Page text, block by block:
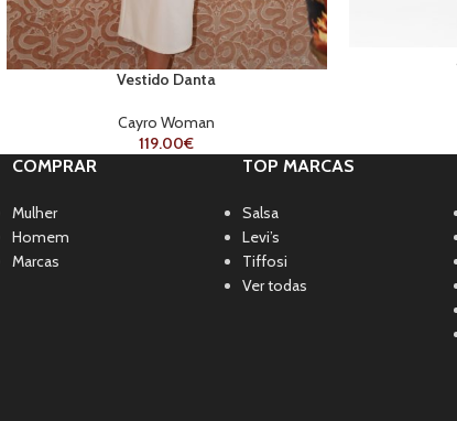
Vestido Danta
Cayro Woman
119.00€
COMPRAR
Mulher
Homem
Marcas
TOP MARCAS
Salsa
Levi’s
Tiffosi
Ver todas